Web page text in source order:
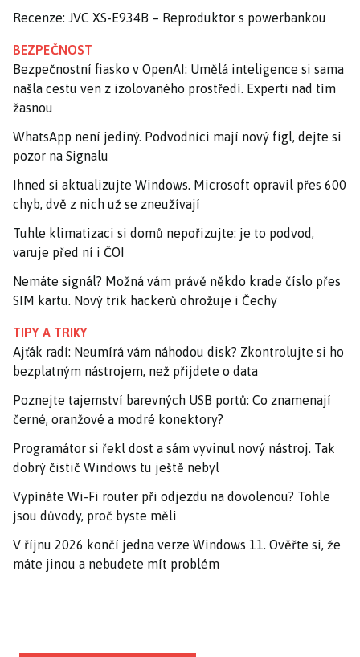
Recenze: JVC XS-E934B – Reproduktor s powerbankou
BEZPEČNOST
Bezpečnostní fiasko v OpenAI: Umělá inteligence si sama
našla cestu ven z izolovaného prostředí. Experti nad tím
žasnou
WhatsApp není jediný. Podvodníci mají nový fígl, dejte si
pozor na Signalu
Ihned si aktualizujte Windows. Microsoft opravil přes 600
chyb, dvě z nich už se zneužívají
Tuhle klimatizaci si domů nepořizujte: je to podvod,
varuje před ní i ČOI
Nemáte signál? Možná vám právě někdo krade číslo přes
SIM kartu. Nový trik hackerů ohrožuje i Čechy
TIPY A TRIKY
Ajťák radí: Neumírá vám náhodou disk? Zkontrolujte si ho
bezplatným nástrojem, než přijdete o data
Poznejte tajemství barevných USB portů: Co znamenají
černé, oranžové a modré konektory?
Programátor si řekl dost a sám vyvinul nový nástroj. Tak
dobrý čistič Windows tu ještě nebyl
Vypínáte Wi-Fi router při odjezdu na dovolenou? Tohle
jsou důvody, proč byste měli
V říjnu 2026 končí jedna verze Windows 11. Ověřte si, že
máte jinou a nebudete mít problém